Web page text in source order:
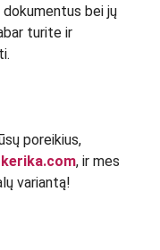
bei jų
turite ir
poreikius,
, ir mes
variantą!